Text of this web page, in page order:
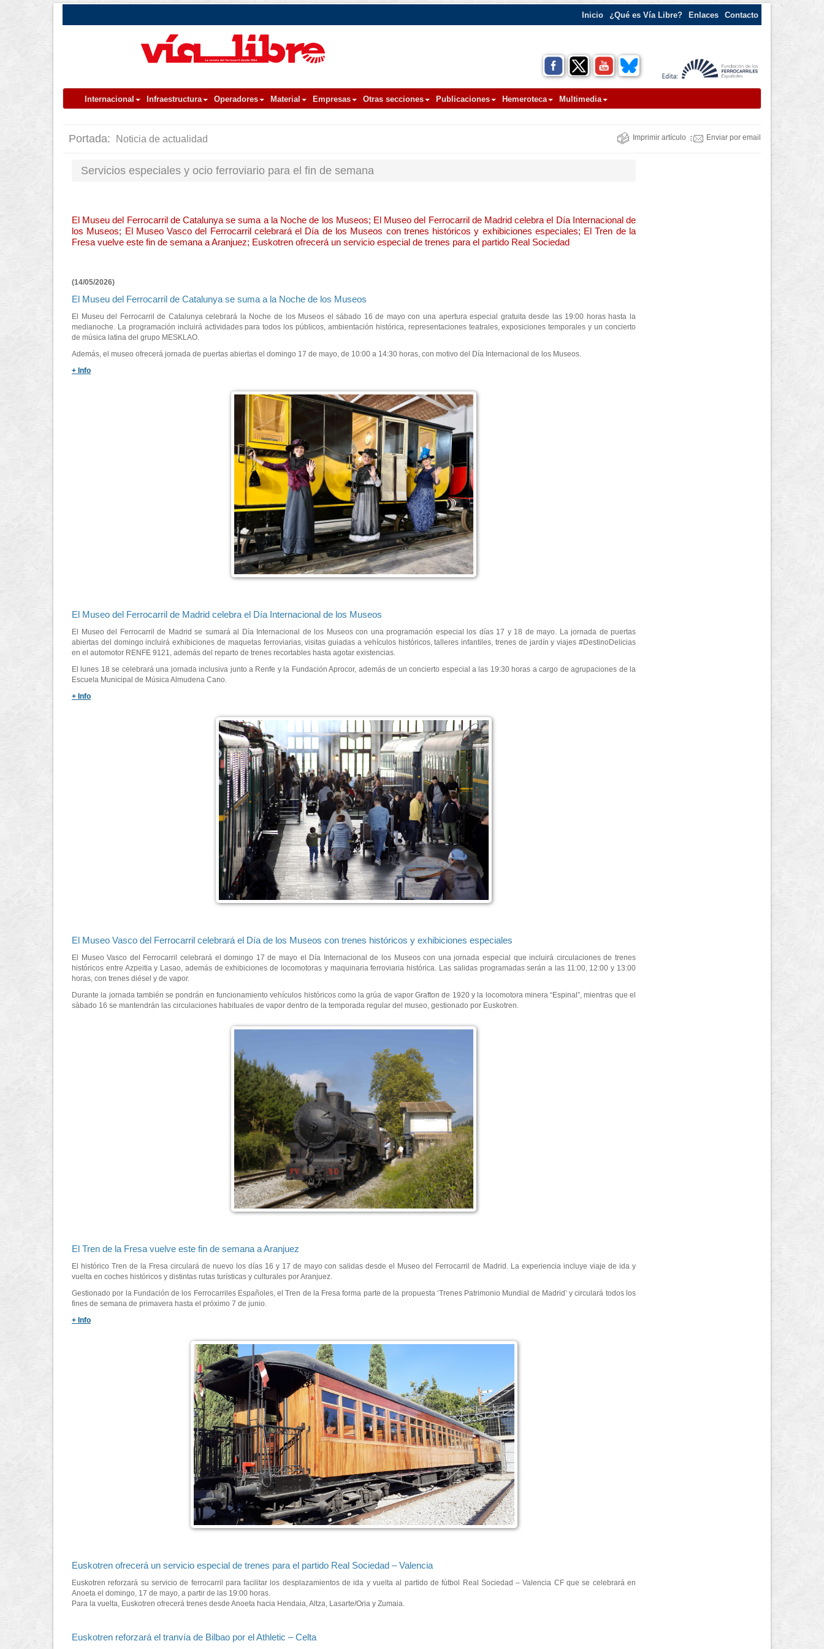
Inicio ¿Qué es Vía Libre? Enlaces Contacto
Internacional Infraestructura Operadores Material Empresas Otras secciones Publicaciones Hemeroteca Multimedia
Portada: Noticia de actualidad Imprimir artículo Enviar por email
Servicios especiales y ocio ferroviario para el fin de semana
El Museu del Ferrocarril de Catalunya se suma a la Noche de los Museos; El Museo del Ferrocarril de Madrid celebra el Día Internacional de
los Museos; El Museo Vasco del Ferrocarril celebrará el Día de los Museos con trenes históricos y exhibiciones especiales; El Tren de la
Fresa vuelve este fin de semana a Aranjuez; Euskotren ofrecerá un servicio especial de trenes para el partido Real Sociedad
(14/05/2026)
El Museu del Ferrocarril de Catalunya se suma a la Noche de los Museos
El Museu del Ferrocarril de Catalunya celebrará la Noche de los Museos el sábado 16 de mayo con una apertura especial gratuita desde las 19:00 horas hasta la
medianoche. La programación incluirá actividades para todos los públicos, ambientación histórica, representaciones teatrales, exposiciones temporales y un concierto
de música latina del grupo MESKLAO.
Además, el museo ofrecerá jornada de puertas abiertas el domingo 17 de mayo, de 10:00 a 14:30 horas, con motivo del Día Internacional de los Museos.
+ Info
El Museo del Ferrocarril de Madrid celebra el Día Internacional de los Museos
El Museo del Ferrocarril de Madrid se sumará al Día Internacional de los Museos con una programación especial los días 17 y 18 de mayo. La jornada de puertas
abiertas del domingo incluirá exhibiciones de maquetas ferroviarias, visitas guiadas a vehículos históricos, talleres infantiles, trenes de jardín y viajes #DestinoDelicias
en el automotor RENFE 9121, además del reparto de trenes recortables hasta agotar existencias.
El lunes 18 se celebrará una jornada inclusiva junto a Renfe y la Fundación Aprocor, además de un concierto especial a las 19:30 horas a cargo de agrupaciones de la
Escuela Municipal de Música Almudena Cano.
+ Info
El Museo Vasco del Ferrocarril celebrará el Día de los Museos con trenes históricos y exhibiciones especiales
El Museo Vasco del Ferrocarril celebrará el domingo 17 de mayo el Día Internacional de los Museos con una jornada especial que incluirá circulaciones de trenes
históricos entre Azpeitia y Lasao, además de exhibiciones de locomotoras y maquinaria ferroviaria histórica. Las salidas programadas serán a las 11:00, 12:00 y 13:00
horas, con trenes diésel y de vapor.
Durante la jornada también se pondrán en funcionamiento vehículos históricos como la grúa de vapor Grafton de 1920 y la locomotora minera “Espinal”, mientras que el
sábado 16 se mantendrán las circulaciones habituales de vapor dentro de la temporada regular del museo, gestionado por Euskotren.
El Tren de la Fresa vuelve este fin de semana a Aranjuez
El histórico Tren de la Fresa circulará de nuevo los días 16 y 17 de mayo con salidas desde el Museo del Ferrocarril de Madrid. La experiencia incluye viaje de ida y
vuelta en coches históricos y distintas rutas turísticas y culturales por Aranjuez.
Gestionado por la Fundación de los Ferrocarriles Españoles, el Tren de la Fresa forma parte de la propuesta ‘Trenes Patrimonio Mundial de Madrid’ y circulará todos los
fines de semana de primavera hasta el próximo 7 de junio.
+ Info
Euskotren ofrecerá un servicio especial de trenes para el partido Real Sociedad – Valencia
Euskotren reforzará su servicio de ferrocarril para facilitar los desplazamientos de ida y vuelta al partido de fútbol Real Sociedad – Valencia CF que se celebrará en
Anoeta el domingo, 17 de mayo, a partir de las 19:00 horas.
Para la vuelta, Euskotren ofrecerá trenes desde Anoeta hacia Hendaia, Altza, Lasarte/Oria y Zumaia.
Euskotren reforzará el tranvía de Bilbao por el Athletic – Celta